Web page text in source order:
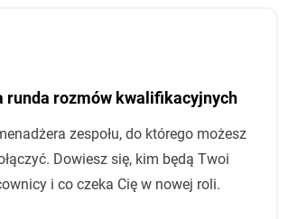
runda rozmów kwalifikacyjnych
zespołu, do którego możesz
Dowiesz się, kim będą Twoi
i co czeka Cię w nowej roli.